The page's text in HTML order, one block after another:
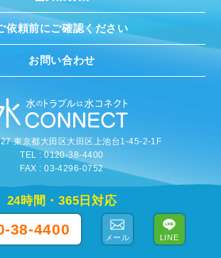
24時間・365日対応
38-4400
メール LINE
依頼前にご確認ください
お問い合わせ
東京都大田区大田区上池台1-45-2-1F
TEL : 0120-38-4400
FAX : 03-4296-0752
©